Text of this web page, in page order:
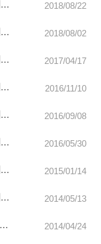
2018/08/22
2018/08/02
2017/04/17
2016/11/10
2016/09/08
2016/05/30
2015/01/14
2014/05/13
2014/04/24